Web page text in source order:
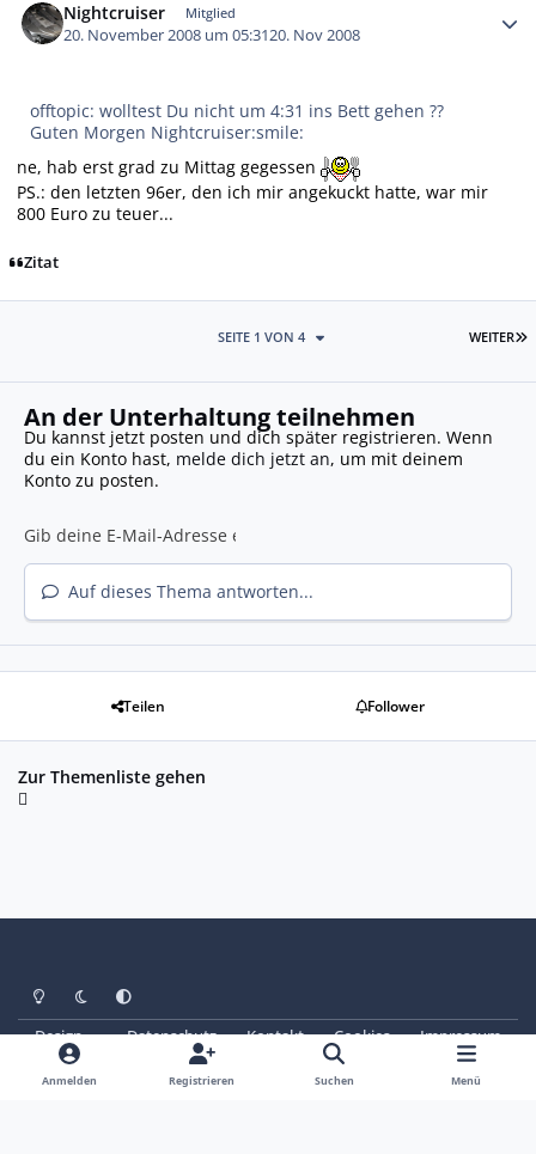
Nightcruiser Mitglied
20. November 2008 um 05:3120. Nov 2008
offtopic: wolltest Du nicht um 4:31 ins Bett gehen ??
Guten Morgen Nightcruiser:smile:
ne, hab erst grad zu Mittag gegessen
PS.: den letzten 96er, den ich mir angekuckt hatte, war mir
800 Euro zu teuer...
Zitat
WEITER
SEITE 1 VON 4
An der Unterhaltung teilnehmen
Du kannst jetzt posten und dich später registrieren. Wenn
du ein Konto hast, melde dich jetzt an, um mit deinem
Konto zu posten.
Auf dieses Thema antworten...
Teilen Follower
Zur Themenliste gehen
Heller ModusDunkler Modus
Systemeinstellung
Design Datenschutz Kontakt Cookies
Impressum
© Copyright 2025 - SAABoteure e. V.
Powered by Invision Community
Anmelden Registrieren Suchen Menü